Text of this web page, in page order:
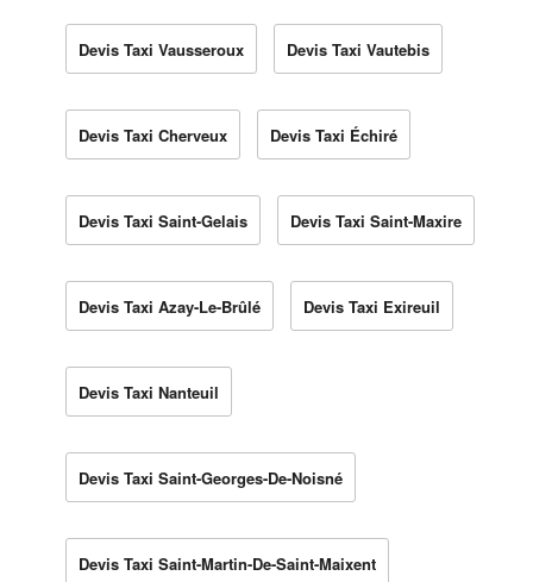
Devis Taxi Vausseroux Devis Taxi Vautebis
Devis Taxi Cherveux Devis Taxi Échiré
Devis Taxi Saint-Gelais Devis Taxi Saint-Maxire
Devis Taxi Azay-Le-Brûlé Devis Taxi Exireuil
Devis Taxi Nanteuil
Devis Taxi Saint-Georges-De-Noisné
Devis Taxi Saint-Martin-De-Saint-Maixent